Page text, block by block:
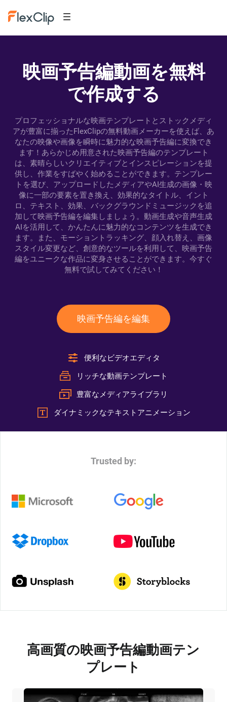
映画予告編動画を無料
で作成する
プロフェッショナルな映画テンプレートとストックメディ
アが豊富に揃ったFlexClipの無料動画メーカーを使えば、あ
なたの映像や画像を瞬時に魅力的な映画予告編に変換でき
ます！あらかじめ用意された映画予告編のテンプレート
は、素晴らしいクリエイティブとインスピレーションを提
供し、作業をすばやく始めることができます。テンプレー
トを選び、アップロードしたメディアやAI生成の画像・映
像に一部の要素を置き換え、効果的なタイトル、イント
ロ、テキスト、効果、バックグラウンドミュージックを追
加して映画予告編を編集しましょう。動画生成や音声生成
AIを活用して、かんたんに魅力的なコンテンツを生成でき
ます。また、モーショントラッキング、顔入れ替え、画像
スタイル変更など、創意的なツールを利用して、映画予告
編をユニークな作品に変身させることができます。今すぐ
無料で試してみてください！
映画予告編を編集
便利なビデオエディタ
リッチな動画テンプレート
豊富なメディアライブラリ
ダイナミックなテキストアニメーション
Trusted by:
高画質の映画予告編動画テン
プレート